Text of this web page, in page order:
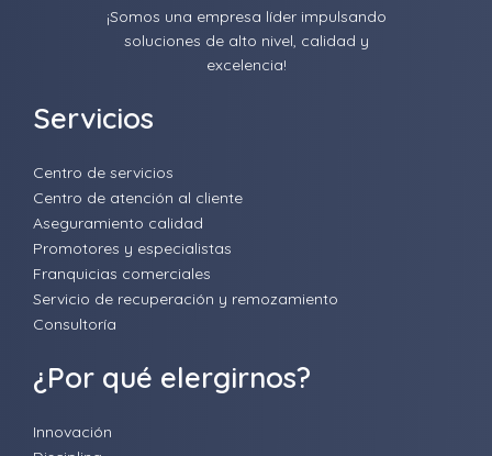
¡Somos una empresa líder impulsando
soluciones de alto nivel, calidad y
excelencia!
Servicios
Centro de servicios
Centro de atención al cliente
Aseguramiento calidad
Promotores y especialistas
Franquicias comerciales
Servicio de recuperación y remozamiento
Consultoría
¿Por qué elergirnos?
Innovación